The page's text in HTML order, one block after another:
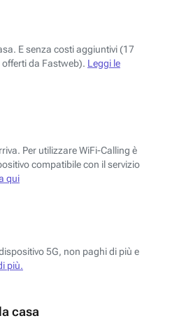
E senza costi aggiuntivi (17
offerti da Fastweb). Leggi le
Per utilizzare WiFi-Calling è
compatibile con il servizio
qui
5G, non paghi di più e
più.
casa